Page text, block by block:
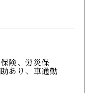
険、労災保
あり、車通勤